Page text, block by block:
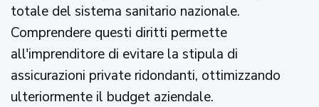
totale del sistema sanitario nazionale.
Comprendere questi diritti permette
all'imprenditore di evitare la stipula di
assicurazioni private ridondanti, ottimizzando
ulteriormente il budget aziendale.